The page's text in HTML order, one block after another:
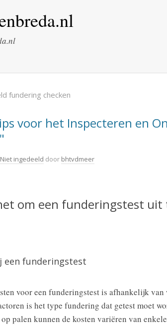
fundering checken
voor het Inspecteren en
Niet ingedeeld door bhtvdmeer
om een funderingstest uit
een funderingstest
voor een funderingstest is afhankelijk
is het type fundering dat getest moet
palen kunnen de kosten variëren van